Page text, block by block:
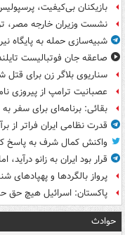
بازیکنان بی‌کیفیت،
نشست وزیران خارجه مصر،
شبیه‌سازی حمله به پایگاه
صاعقه جان فوتبالیست
سناریوی بلاگر زن برای
عصبانیت ترامپ از پیروزی
بقائی: برنامه‌ای برای سفر
قدرت نظامی ایران فراتر از
واکنش کمال شرف به پاسخ
قرار بود ایران به زانو
پرواز بالگردها و پهپادهای
پاکستان: اسرائیل هیچ حق
حوادث